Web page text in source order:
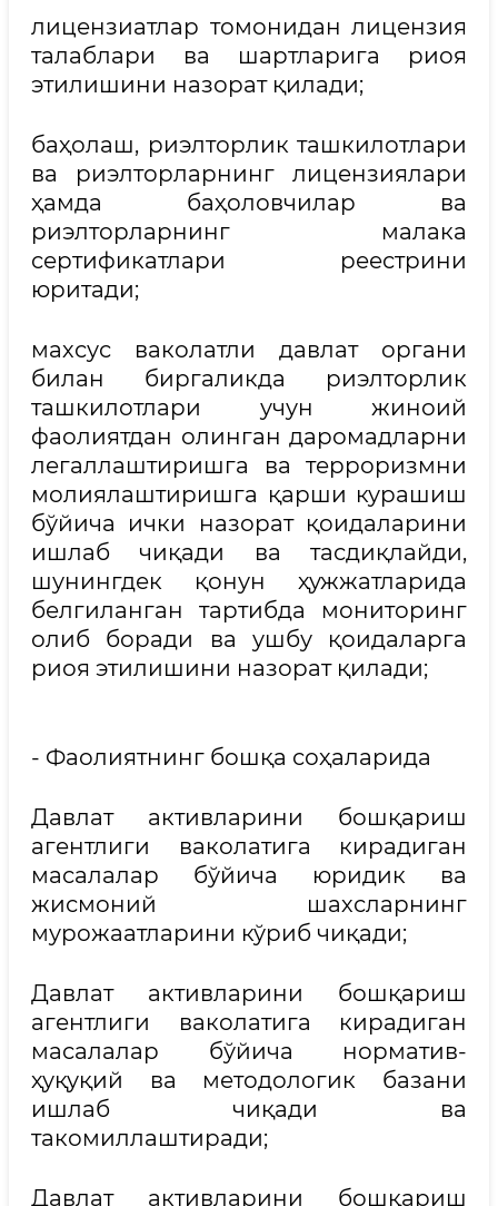
лицензиатлар томонидан лицензия
талаблари ва шартларига риоя
этилишини назорат қилади;
баҳолаш, риэлторлик ташкилотлари
ва риэлторларнинг лицензиялари
ҳамда баҳоловчилар ва
риэлторларнинг малака
сертификатлари реестрини
юритади;
махсус ваколатли давлат органи
билан биргаликда риэлторлик
ташкилотлари учун жиноий
фаолиятдан олинган даромадларни
легаллаштиришга ва терроризмни
молиялаштиришга қарши курашиш
бўйича ички назорат қоидаларини
ишлаб чиқади ва тасдиқлайди,
шунингдек қонун ҳужжатларида
белгиланган тартибда мониторинг
олиб боради ва ушбу қоидаларга
риоя этилишини назорат қилади;
- Фаолиятнинг бошқа соҳаларида
Давлат активларини бошқариш
агентлиги ваколатига кирадиган
масалалар бўйича юридик ва
жисмоний шахсларнинг
мурожаатларини кўриб чиқади;
Давлат активларини бошқариш
агентлиги ваколатига кирадиган
масалалар бўйича норматив-
ҳуқуқий ва методологик базани
ишлаб чиқади ва
такомиллаштиради;
Давлат активларини бошқариш